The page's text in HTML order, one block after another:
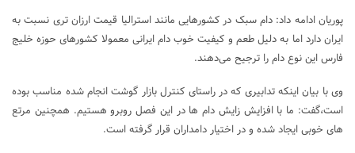
پوریان ادامه داد: دام سبک در کشورهایی مانند استرالیا قیمت ارزان تری نسبت به
ایران دارد اما به دلیل طعم و کیفیت خوب دام ایرانی معمولا کشورهای حوزه خلیج
فارس این نوع دام را ترجیح می‌دهند.
وی با بیان اینکه تدابیری که در راستای کنترل بازار گوشت انجام شده مناسب بوده
است،گفت: ما با افزایش زایش دام ها در این فصل روبرو هستیم. همچنین مرتع
های خوبی ایجاد شده و در اختیار دامداران قرار گرفته است.